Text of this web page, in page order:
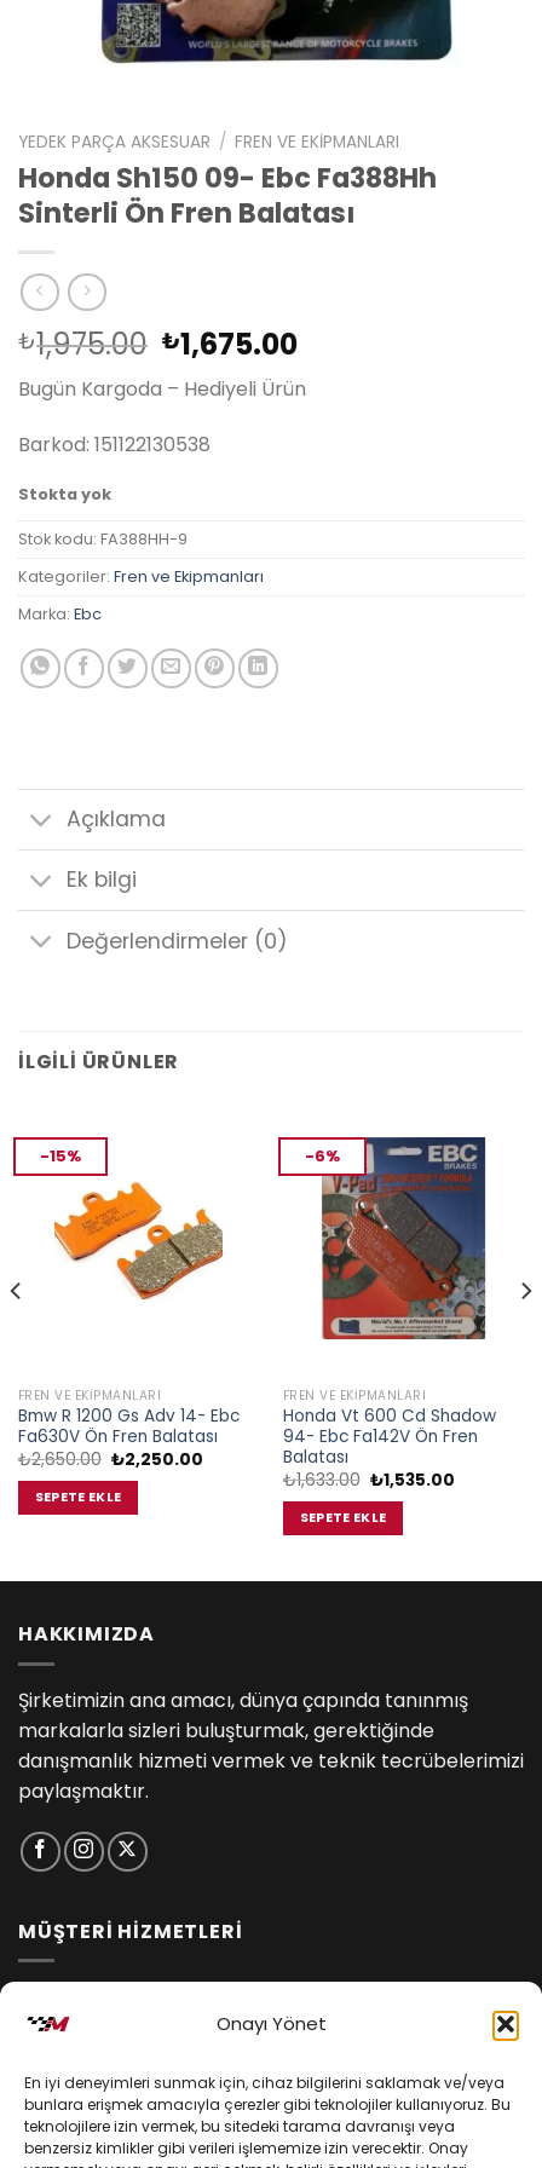
Onayı Yönet
En iyi deneyimleri sunmak için, cihaz bilgilerini saklamak ve/veya
bunlara erişmek amacıyla çerezler gibi teknolojiler kullanıyoruz. Bu
teknolojilere izin vermek, bu sitedeki tarama davranışı veya
benzersiz kimlikler gibi verileri işlememize izin verecektir. Onay
YEDEK PARÇA AKSESUAR / FREN VE EKIPMANLARI
Honda Sh150 09- Ebc Fa388Hh
Sinterli Ön Fren Balatası
₺1,975.00 Orijinal
fiyat:
₺1,975.00.
₺1,675.00Şu
fiyat:
Bugün Kargoda – Hediyeli Ürün
Barkod: 151122130538
Stokta yok
Stok kodu: FA388HH-9
Kategoriler: Fren ve Ekipmanları
Marka: Ebc
Açıklama
Ek bilgi
Değerlendirmeler (0)
İLGILI ÜRÜNLER
-15%
FREN VE EKIPMANLARI
Bmw R 1200 Gs Adv 14- Ebc
Fa630V Ön Fren Balatası
₺2,650.00 Orijinal
fiyat:
₺2,650.00.
₺2,250.00Şu
₺2,250.00.
SEPETE EKLE
-6%
FREN VE EKIPMANLARI
Honda Vt 600 Cd Shadow
94- Ebc Fa142V Ön Fren
Balatası
₺1,633.00 Orijinal
fiyat:
₺1,633.00.
₺1,535.00Şu
SEPETE EKLE
HAKKIMIZDA
Şirketimizin ana amacı, dünya çapında tanınmış
markalarla sizleri buluşturmak, gerektiğinde
danışmanlık hizmeti vermek ve teknik tecrübelerimizi
paylaşmaktır.
MÜŞTERİ HİZMETLERİ
Kişisel Verilerin Korunması
Mesafeli Satış Sözleşmesi